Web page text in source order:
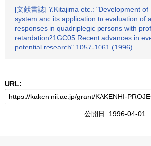
[文献書誌] Y.Kitajima etc.: "Development of
system and its application to evaluation of
responses in quadriplegic persons with
retardation21GC05:Recent advances in
potential research" 1057-1061 (1996)
URL:
公開日: 1996-04-01